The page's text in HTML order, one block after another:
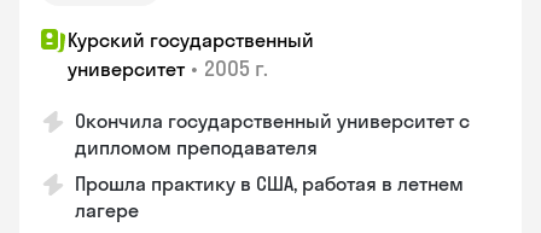
Курский государственный
университет • 2005 г.
Окончила государственный университет с
дипломом преподавателя
Прошла практику в США, работая в летнем
лагере